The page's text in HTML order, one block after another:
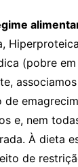
(pobre
de
e, nem
À dieta
de